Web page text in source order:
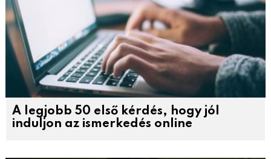
A legjobb 50 első kérdés, hogy jól
induljon az ismerkedés online